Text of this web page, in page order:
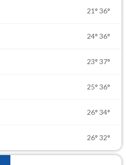
21° 36°
24° 36°
23° 37°
25° 36°
26° 34°
26° 32°